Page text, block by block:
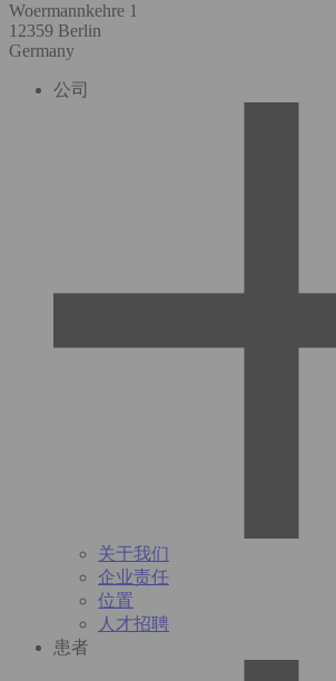
Woermannkehre 1
12359 Berlin
Germany
公司
关于我们
企业责任
位置
人才招聘
患者